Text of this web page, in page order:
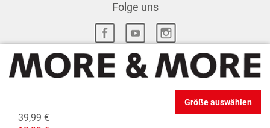
39,99 €
Größe auswählen
Folge uns
DATENSCHUTZ-EINSTELLUNGEN
WIDERRUFSRECHT